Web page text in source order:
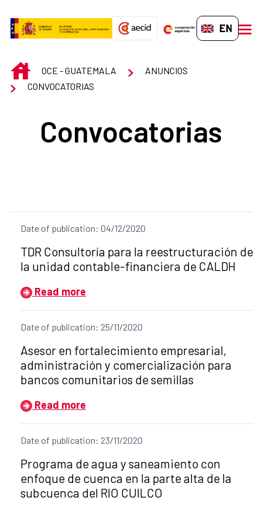
EN-GB
INICIOOCE - GUATEMALA
ANUNCIOS
CONVOCATORIAS
Convocatorias
Date of publication: 04/12/2020
Title of the announcement:
TDR Consultoría para la reestructuración de
la unidad contable-financiera de CALDH
Read more
Date of publication: 25/11/2020
Title of the announcement:
Asesor en fortalecimiento empresarial,
administración y comercialización para
bancos comunitarios de semillas
Read more
Date of publication: 23/11/2020
Title of the announcement:
Programa de agua y saneamiento con
enfoque de cuenca en la parte alta de la
subcuenca del RIO CUILCO